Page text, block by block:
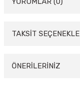
Bu
TAKSİT
ÖNERİLERİNİZ